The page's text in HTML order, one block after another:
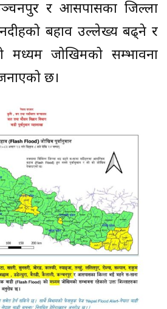
र आसपासका जिल्ला
बहाव उल्लेख्य बढ्ने र
मध्यम जोखिमको सम्भावना
छ।